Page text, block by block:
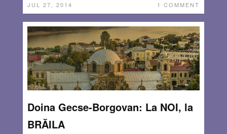
JUL 27, 2014 1 COMMENT
Doina Gecse-Borgovan: La NOI, la
BRĂILA